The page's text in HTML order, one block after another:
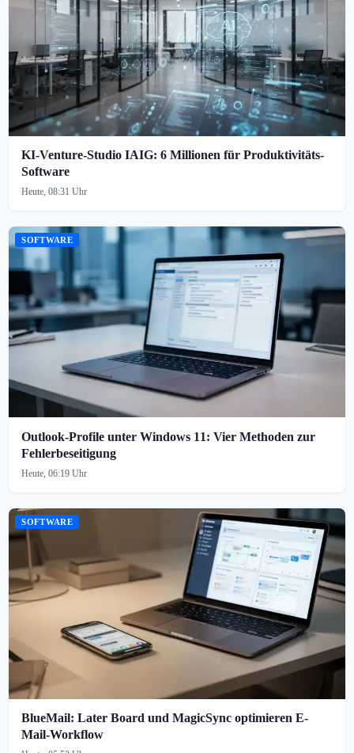
KI-Venture-Studio IAIG: 6 Millionen für Produktivitäts-
Software
Heute, 08:31 Uhr
SOFTWARE
Outlook-Profile unter Windows 11: Vier Methoden zur
Fehlerbeseitigung
Heute, 06:19 Uhr
SOFTWARE
BlueMail: Later Board und MagicSync optimieren E-
Mail-Workflow